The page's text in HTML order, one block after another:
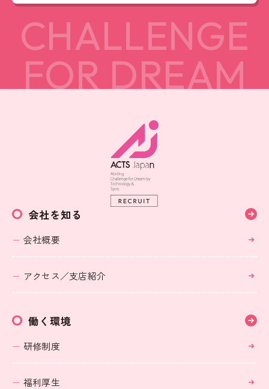
会社を知る
会社概要
アクセス／支店紹介
働く環境
研修制度
福利厚生